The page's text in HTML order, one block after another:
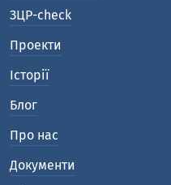
ЗЦР-check
Проекти
Історії
Блог
Про нас
Документи